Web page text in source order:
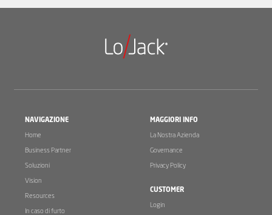
NAVIGAZIONE
Home
Business Partner
Soluzioni
Vision
Resources
In caso di furto
MAGGIORI INFO
La Nostra Azienda
Governance
Privacy Policy
CUSTOMER
Login